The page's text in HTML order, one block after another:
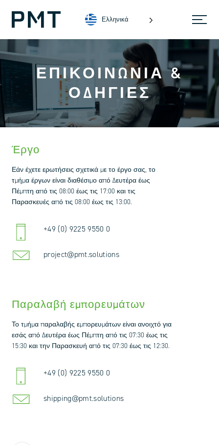
Ελληνικά
ΕΠΙΚΟΙΝΩΝΊΑ &
ΟΔΗΓΊΕΣ
Έργο
Εάν έχετε ερωτήσεις σχετικά με το έργο σας, το
τμήμα έργων είναι διαθέσιμο από Δευτέρα έως
Πέμπτη από τις 08:00 έως τις 17:00 και τις
Παρασκευές από τις 08:00 έως τις 13:00.
+49 (0) 9225 9550 0
project@pmt.solutions
Παραλαβή εμπορευμάτων
Το τμήμα παραλαβής εμπορευμάτων είναι ανοιχτό για
εσάς από Δευτέρα έως Πέμπτη από τις 07:30 έως τις
15:30 και την Παρασκευή από τις 07:30 έως τις 12:30.
+49 (0) 9225 9550 0
shipping@pmt.solutions